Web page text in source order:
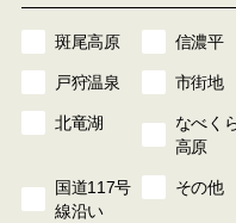
斑尾高原 信濃平
戸狩温泉 市街地
北竜湖
なべく
高原
国道117号
線沿い
その他